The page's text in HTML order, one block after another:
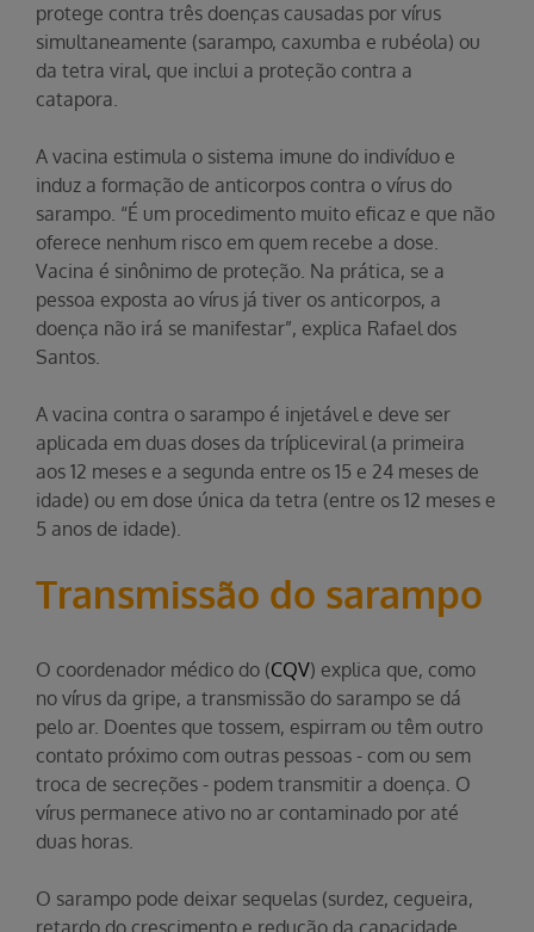
protege contra três doenças causadas por vírus
simultaneamente (sarampo, caxumba e rubéola) ou
da tetra viral, que inclui a proteção contra a
catapora.
A vacina estimula o sistema imune do indivíduo e
induz a formação de anticorpos contra o vírus do
sarampo. “É um procedimento muito eficaz e que não
oferece nenhum risco em quem recebe a dose.
Vacina é sinônimo de proteção. Na prática, se a
pessoa exposta ao vírus já tiver os anticorpos, a
doença não irá se manifestar”, explica Rafael dos
Santos.
A vacina contra o sarampo é injetável e deve ser
aplicada em duas doses da trípliceviral (a primeira
aos 12 meses e a segunda entre os 15 e 24 meses de
idade) ou em dose única da tetra (entre os 12 meses e
5 anos de idade).
Transmissão do sarampo
O coordenador médico do (CQV) explica que, como
no vírus da gripe, a transmissão do sarampo se dá
pelo ar. Doentes que tossem, espirram ou têm outro
contato próximo com outras pessoas - com ou sem
troca de secreções - podem transmitir a doença. O
vírus permanece ativo no ar contaminado por até
duas horas.
O sarampo pode deixar sequelas (surdez, cegueira,
retardo do crescimento e redução da capacidade